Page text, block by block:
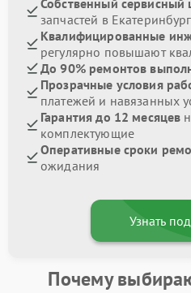
Собственный сервисный
запчастей в
Квалифицированные
регулярно повышают
До 90% ремонтов
Прозрачные условия
платежей и навязанных
Гарантия до 12 месяцев
комплектующие
Оперативные сроки
ожидания
Узнать
Почему